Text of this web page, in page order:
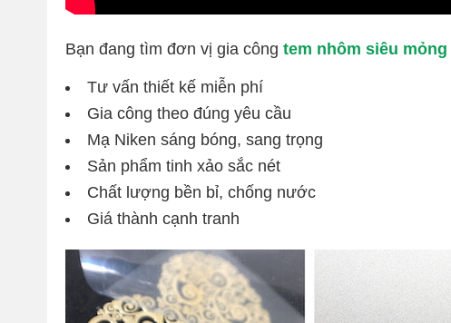
Bạn đang tìm đơn vị gia công tem nhôm siêu mỏng
Tư vấn thiết kế miễn phí
Gia công theo đúng yêu cầu
Mạ Niken sáng bóng, sang trọng
Sản phẩm tinh xảo sắc nét
Chất lượng bền bỉ, chống nước
Giá thành cạnh tranh